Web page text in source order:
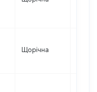
Щорічна